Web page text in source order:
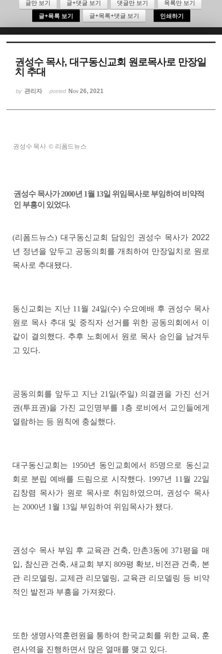
글만 보기 글+댓글 보기 댓글만 보기
목록만 보기
글+목록 보기
글+목록+댓글 보기 인쇄하기
권성수 목사, 대구동신교회 원로목사로 만장일
치 추대
by 관리자 posted Nov 26, 2021
권성수 목사 © 리폼드뉴스
권성수 목사가 2000년 1월 13일 위임목사로 부임하여 비약적
인 부흥이 있었다.
(리폼드뉴스) 대구동신교회 담임인 권성수 목사가 2022
년 정년을 앞두고 공동의회를 개최하여 만장일치로 원로
목사로 추대됐다.
동신교회는 지난 11 월 24일(수) 수요예배 후 권성수 목사
원로 목사 추대 및 중직자 선거를 위한 공동의회에서 이
같이 결의했다. 추후 노회에서 원로 목사 승인을 남겨두
고 있다.
공동의회를 앞두고 지난 21 일(주일) 의결권을 가진 선거
권(투표권)을 가진 교인명부를 1 층 로비에서 교인들에게
열람하는 등 원칙에 충실했다.
대구동신교회는 1950년 동인교회에서85명으로 동신교
회로 분립 예배를 드림으로 시작했다. 1997년 11 월 22일
김창렴 목사가 원로 목사로 취임하였으며 , 권성수 목사
는 2000년 1 월 13일 부임하여 위임목사가 됐다.
권성수 목사 부임 후 교육관 건축, 만촌3동에371 평을 매
입, 참신관 건축, 새교회 부지809평 확보 , 비전관 건축, 본
관 리모델링, 교제관 리모델링, 교육관 리모델링 등 비약
적인 발전과 부흥을 가져왔다.
또한 생명사역훈련원을 통하여 한국교회를 위한 교육, 훈
련사역을 진행하면서 많은 열매를 맺고 있다.
Sketchbook5, 스케치북5
Sketchbook5, 스케치북5